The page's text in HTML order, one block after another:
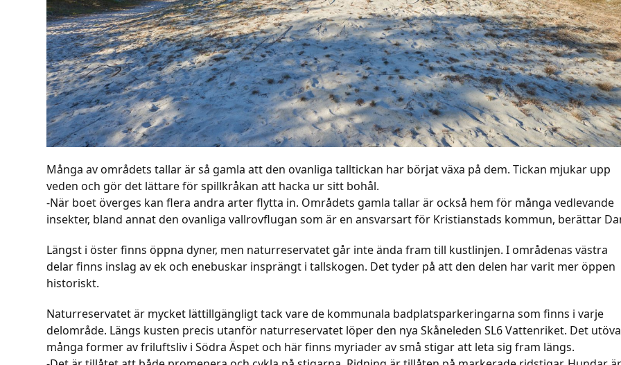
Många av områdets tallar är så gamla att den ovanliga talltickan har börjat växa på dem. Tickan mjukar upp
veden och gör det lättare för spillkråkan att hacka ur sitt bohål.
-När boet överges kan flera andra arter flytta in. Områdets gamla tallar är också hem för många vedlevande
insekter, bland annat den ovanliga vallrovflugan som är en ansvarsart för Kristianstads kommun, berättar
Längst i öster finns öppna dyner, men naturreservatet går inte ända fram till kustlinjen. I områdenas västra
delar finns inslag av ek och enebuskar insprängt i tallskogen. Det tyder på att den delen har varit mer öppen
historiskt.
Naturreservatet är mycket lättillgängligt tack vare de kommunala badplatsparkeringarna som finns i varje
delområde. Längs kusten precis utanför naturreservatet löper den nya Skåneleden SL6 Vattenriket. Det
många former av friluftsliv i Södra Äspet och här finns myriader av små stigar att leta sig fram längs.